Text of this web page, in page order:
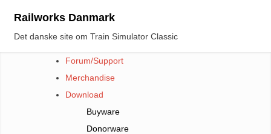
content
Railworks Danmark
Det danske site om Train Simulator Classic
Forum/Support
Merchandise
Download
Buyware
Donorware